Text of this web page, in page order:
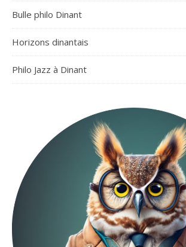
Bulle philo Dinant
Horizons dinantais
Philo Jazz à Dinant